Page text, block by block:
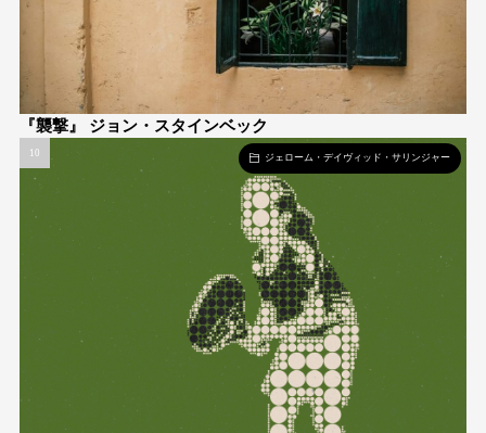
『襲撃』 ジョン・スタインベック
ジェローム・デイヴィッド・サリンジャー